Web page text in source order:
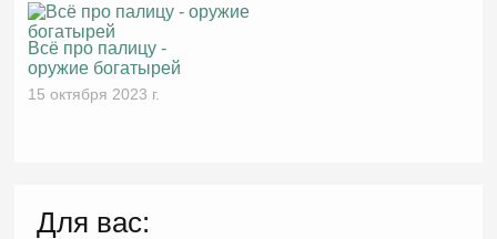
Всё про палицу -
оружие богатырей
15 октября 2023 г.
Для вас: